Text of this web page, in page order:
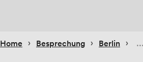
Home › Besprechung › Berlin ›